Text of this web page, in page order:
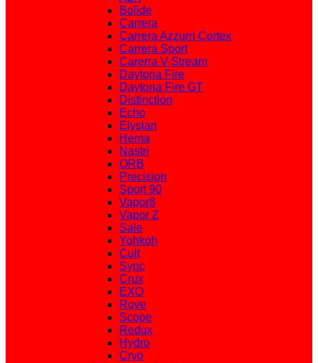
Bolide
Carrera
Carrera Azzurri Cortex
Carrera Sport
Carerra V-Stream
Daytona Fire
Daytona Fire GT
Distinction
Echo
Elysian
Hema
Nastri
ORB
Precision
Sport 90
Vapor8
Vapor Z
Sale
Yohkoh
Cult
Sync
Crux
EXO
Rove
Scope
Redux
Hydro
Cryo